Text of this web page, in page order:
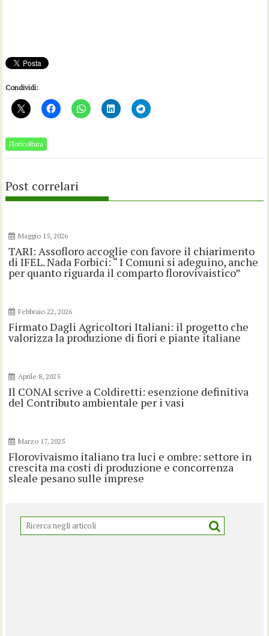
Condividi:
Floricoltura
Post correlari
Maggio 15, 2026
TARI: Assofloro accoglie con favore il chiarimento
di IFEL. Nada Forbici: “ I Comuni si adeguino, anche
per quanto riguarda il comparto florovivaistico”
Febbraio 22, 2026
Firmato Dagli Agricoltori Italiani: il progetto che
valorizza la produzione di fiori e piante italiane
Aprile 8, 2025
Il CONAI scrive a Coldiretti: esenzione definitiva
del Contributo ambientale per i vasi
Marzo 17, 2025
Florovivaismo italiano tra luci e ombre: settore in
crescita ma costi di produzione e concorrenza
sleale pesano sulle imprese